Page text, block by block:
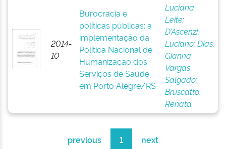
2014-
10
Burocracia e
políticas públicas: a
implementação da
Política Nacional de
Humanização dos
Serviços de Saúde
em Porto Alegre/RS
Luciana
Leite;
D’Ascenzi,
Luciano;Dias,
Gianna
Vargas
Salgado;
Bruscatto,
Renata
previous 1 next